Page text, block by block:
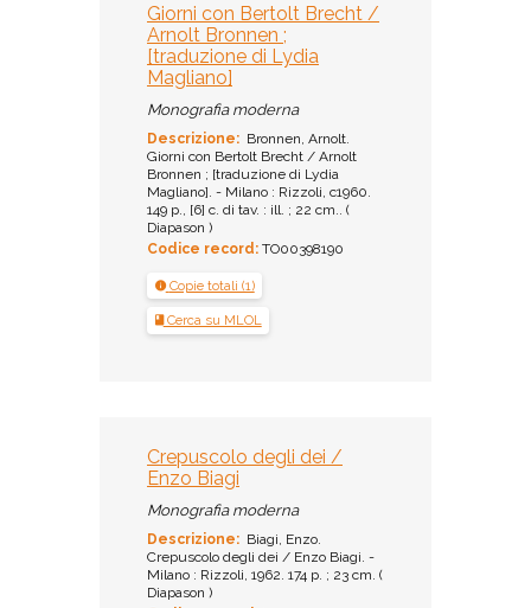
Giorni con Bertolt Brecht /
Arnolt Bronnen ;
[traduzione di Lydia
Magliano]
Monografia moderna
Descrizione: Bronnen, Arnolt.
Giorni con Bertolt Brecht / Arnolt
Bronnen ; [traduzione di Lydia
Magliano]. - Milano : Rizzoli, c1960.
149 p., [6] c. di tav. : ill. ; 22 cm.. (
Diapason )
Codice record: TO00398190
Copie totali (1)
Cerca su MLOL
Crepuscolo degli dei /
Enzo Biagi
Monografia moderna
Descrizione: Biagi, Enzo.
Crepuscolo degli dei / Enzo Biagi. -
Milano : Rizzoli, 1962. 174 p. ; 23 cm. (
Diapason )